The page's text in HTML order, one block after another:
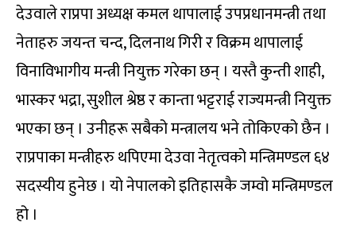
देउवाले राप्रपा अध्यक्ष कमल थापालाई उपप्रधानमन्त्री तथा
नेताहरु जयन्त चन्द, दिलनाथ गिरी र विक्रम थापालाई
विनाविभागीय मन्त्री नियुक्त गरेका छन् । यस्तै कुन्ती शाही,
भास्कर भद्रा, सुशील श्रेष्ठ र कान्ता भट्टराई राज्यमन्त्री नियुक्त
भएका छन् । उनीहरू सबैको मन्त्रालय भने तोकिएको छैन ।
राप्रपाका मन्त्रीहरु थपिएमा देउवा नेतृत्वको मन्त्रिमण्डल ६४
सदस्यीय हुनेछ । यो नेपालको इतिहासकै जम्वो मन्त्रिमण्डल
हो ।